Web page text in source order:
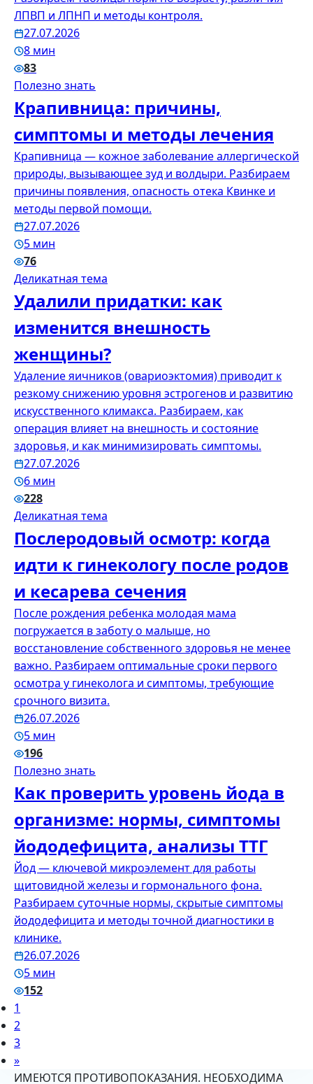
ЛПВП и ЛПНП и методы контроля.
27.07.2026
8 мин
83
Полезно знать
Крапивница: причины,
симптомы и методы лечения
Крапивница — кожное заболевание аллергической
природы, вызывающее зуд и волдыри. Разбираем
причины появления, опасность отека Квинке и
методы первой помощи.
27.07.2026
5 мин
76
Деликатная тема
Удалили придатки: как
изменится внешность
женщины?
Удаление яичников (овариоэктомия) приводит к
резкому снижению уровня эстрогенов и развитию
искусственного климакса. Разбираем, как
операция влияет на внешность и состояние
здоровья, и как минимизировать симптомы.
27.07.2026
6 мин
228
Деликатная тема
Послеродовый осмотр: когда
идти к гинекологу после родов
и кесарева сечения
После рождения ребенка молодая мама
погружается в заботу о малыше, но
восстановление собственного здоровья не менее
важно. Разбираем оптимальные сроки первого
осмотра у гинеколога и симптомы, требующие
срочного визита.
26.07.2026
5 мин
196
Полезно знать
Как проверить уровень йода в
организме: нормы, симптомы
йододефицита, анализы ТТГ
Йод — ключевой микроэлемент для работы
щитовидной железы и гормонального фона.
Разбираем суточные нормы, скрытые симптомы
йододефицита и методы точной диагностики в
клинике.
26.07.2026
5 мин
152
1
2
3
»
ИМЕЮТСЯ ПРОТИВОПОКАЗАНИЯ. НЕОБХОДИМА